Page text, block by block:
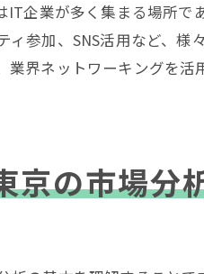
リット
企業が多く集まる場所で
参加、SNS活用など、様
界ネットワーキングを
京の市場分